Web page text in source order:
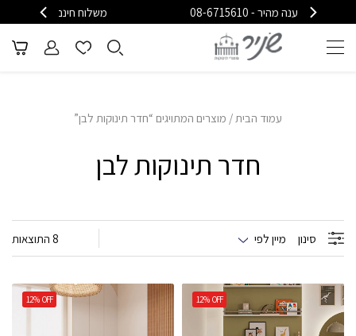
משלוח חינם בקניה מעל (למעט ריהוט)
עמוד הבית/ מוצרים המתויגים “חדר תינוקות לבן”
חדר תינוקות לבן
סינון מיין לפי 8 התוצאות
12% OFF
12% OFF